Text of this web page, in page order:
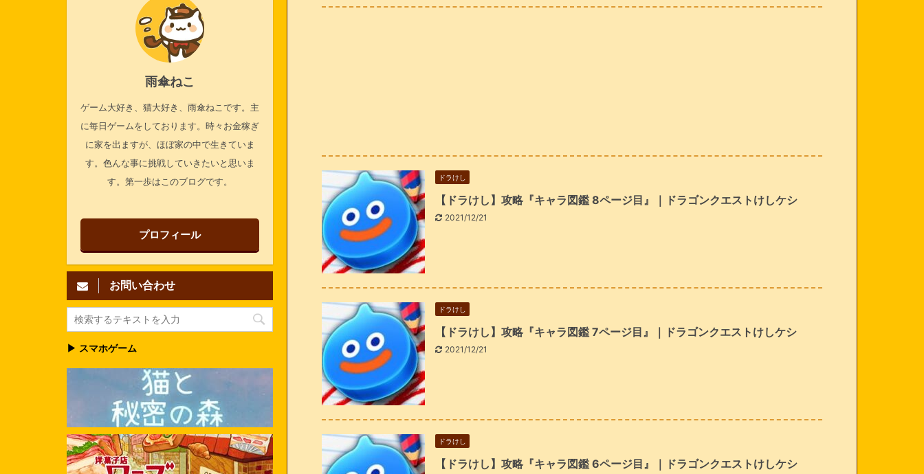
ドラけし
【ドラけし】攻略『キャラ図鑑 8ページ目』｜ドラゴンクエストけしケシ
2021/12/21
ドラけし
【ドラけし】攻略『キャラ図鑑 7ページ目』｜ドラゴンクエストけしケシ
2021/12/21
ドラけし
【ドラけし】攻略『キャラ図鑑 6ページ目』｜ドラゴンクエストけしケシ
雨傘ねこ
ゲーム大好き、猫大好き、雨傘ねこです。主
に毎日ゲームをしております。時々お金稼ぎ
に家を出ますが、ほぼ家の中で生きていま
す。色んな事に挑戦していきたいと思いま
す。第一歩はこのブログです。
プロフィール
お問い合わせ
▶ スマホゲーム